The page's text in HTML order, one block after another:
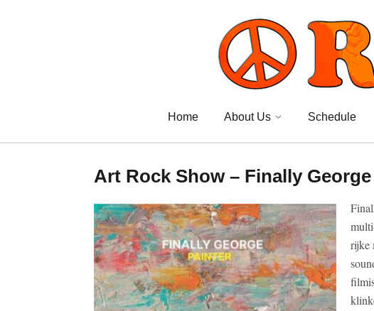
Home About Us Schedule
Art Rock Show – Finally
rijke